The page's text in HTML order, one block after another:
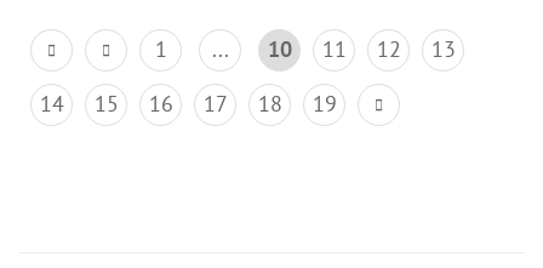
1 ... 10 11 12
13
14
15 16 17 18 19